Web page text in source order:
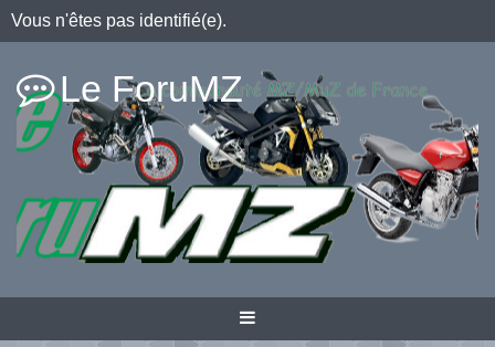
Vous n'êtes pas identifié(e).
Le ForuMZ